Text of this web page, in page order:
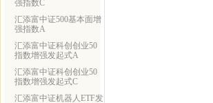
强指数C
汇添富中证500基本面增
强指数A
汇添富中证科创创业50
指数增强发起式A
汇添富中证科创创业50
指数增强发起式C
汇添富中证机器人ETF发